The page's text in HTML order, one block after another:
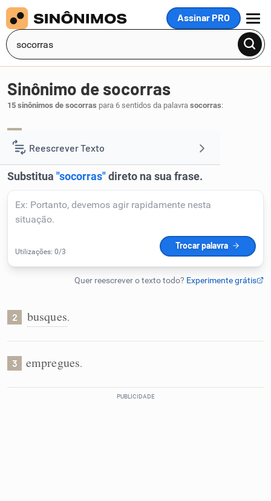
Assinar PRO
MENU
Reescrever Texto
Resumir Texto
Corrigir Texto
Detector de IA
Humanizador de IA
Conexões
Sinônimo de socorras
15 sinônimos de socorras para 6 sentidos da palavra socorras:
2 busques.
3 empregues.